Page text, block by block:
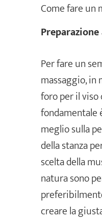
Come fare un
Per fare un
massaggio, in
foro per il viso
fondamentale
meglio sulla
della stanza
scelta della
natura sono
creare la